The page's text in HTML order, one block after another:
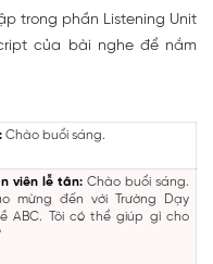
trong phần Listening Unit
của bài nghe để nắm
Chào buổi sáng.
viên lễ tân: Chào buổi sáng.
mừng đến với Trường Dạy
ABC. Tôi có thể giúp gì cho